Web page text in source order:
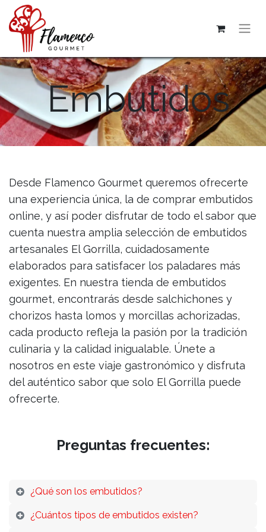
Embutidos
Desde Flamenco Gourmet queremos ofrecerte
una experiencia única, la de comprar embutidos
online, y así poder disfrutar de todo el sabor que
cuenta nuestra amplia selección de embutidos
artesanales El Gorrilla, cuidadosamente
elaborados para satisfacer los paladares más
exigentes. En nuestra tienda de embutidos
gourmet, encontrarás desde salchichones y
chorizos hasta lomos y morcillas achorizadas,
cada producto refleja la pasión por la tradición
culinaria y la calidad inigualable. Únete a
nosotros en este viaje gastronómico y disfruta
del auténtico sabor que solo El Gorrilla puede
ofrecerte.
Preguntas frecuentes:
¿Qué son los embutidos?
¿Cuántos tipos de embutidos existen?